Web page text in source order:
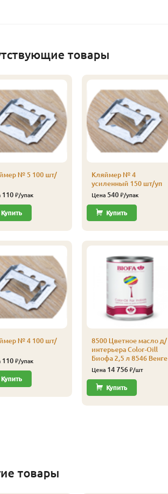
товары
№ 5 100 шт/
110₽/упак
Купить
№ 4 100 шт/
110₽/упак
Купить
Кляймер № 4
усиленный 150 шт/уп
Цена 540₽/упак
Купить
8500 Цветное масло д/
интерьера Color-Oill
Биофа 2,5 л 8546 Венге
Цена 14 756₽/шт
Купить
товары